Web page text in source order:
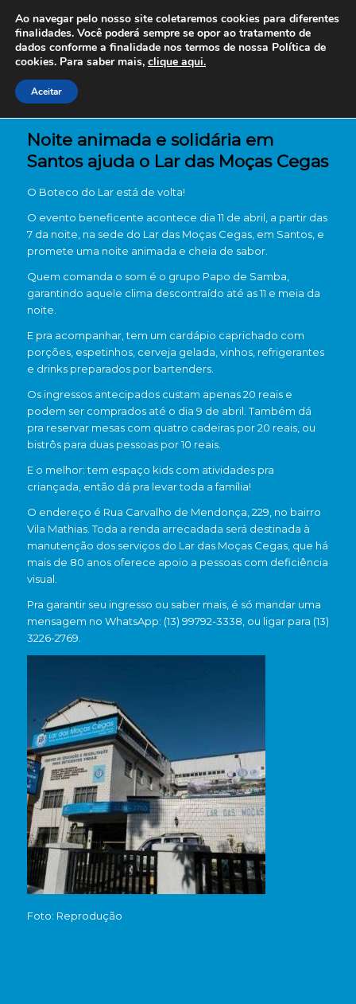
Noite animada e solidária em
Santos ajuda o Lar das Moças Cegas
O Boteco do Lar está de volta!
O evento beneficente acontece dia 11 de abril, a partir das
7 da noite, na sede do Lar das Moças Cegas, em Santos, e
promete uma noite animada e cheia de sabor.
Quem comanda o som é o grupo Papo de Samba,
garantindo aquele clima descontraído até as 11 e meia da
noite.
E pra acompanhar, tem um cardápio caprichado com
porções, espetinhos, cerveja gelada, vinhos, refrigerantes
e drinks preparados por bartenders.
Os ingressos antecipados custam apenas 20 reais e
podem ser comprados até o dia 9 de abril. Também dá
pra reservar mesas com quatro cadeiras por 20 reais, ou
bistrôs para duas pessoas por 10 reais.
E o melhor: tem espaço kids com atividades pra
criançada, então dá pra levar toda a família!
O endereço é Rua Carvalho de Mendonça, 229, no bairro
Vila Mathias. Toda a renda arrecadada será destinada à
manutenção dos serviços do Lar das Moças Cegas, que há
mais de 80 anos oferece apoio a pessoas com deficiência
visual.
Pra garantir seu ingresso ou saber mais, é só mandar uma
mensagem no WhatsApp: (13) 99792-3338, ou ligar para (13)
3226-2769.
Foto: Reprodução
Ao navegar pelo nosso site coletaremos cookies para diferentes
finalidades. Você poderá sempre se opor ao tratamento de
dados conforme a finalidade nos termos de nossa Política de
cookies. Para saber mais, clique aqui.
Aceitar